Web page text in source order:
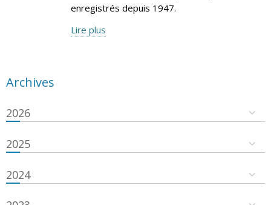
enregistrés depuis 1947.
Lire plus
Archives
2026
2025
2024